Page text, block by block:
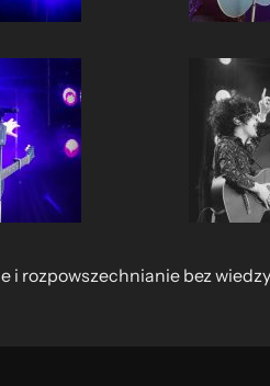
i rozpowszechnianie bez